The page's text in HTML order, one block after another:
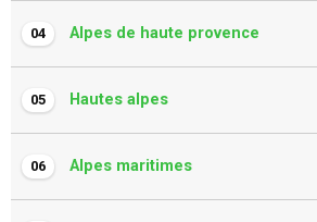
04 Alpes de haute provence
05 Hautes alpes
06 Alpes maritimes